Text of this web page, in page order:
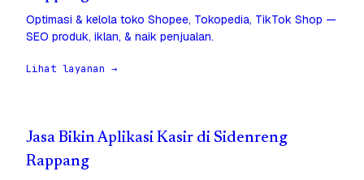
Optimasi & kelola toko Shopee, Tokopedia, TikTok Shop —
SEO produk, iklan, & naik penjualan.
Lihat layanan →
Jasa Bikin Aplikasi Kasir di Sidenreng
Rappang